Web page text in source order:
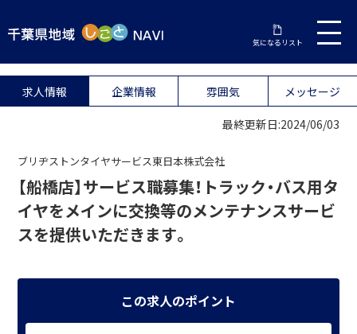
気になるリスト
求人情報 企業情報 雰囲気 メッセージ
最終更新日:2024/06/03
ブリヂストンタイヤサービス東日本株式会社
【船橋店】サービス職募集！トラック・バス用タ
イヤをメインに交換等のメンテナンスサービ
スを提供いただきます。
この求人のポイント